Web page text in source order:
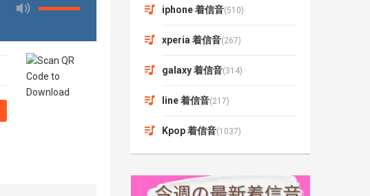
iphone 着信音(510)
xperia 着信音(267)
galaxy 着信音(314)
line 着信音(217)
Kpop 着信音(1037)